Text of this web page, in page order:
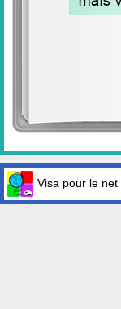
Visa pour le net